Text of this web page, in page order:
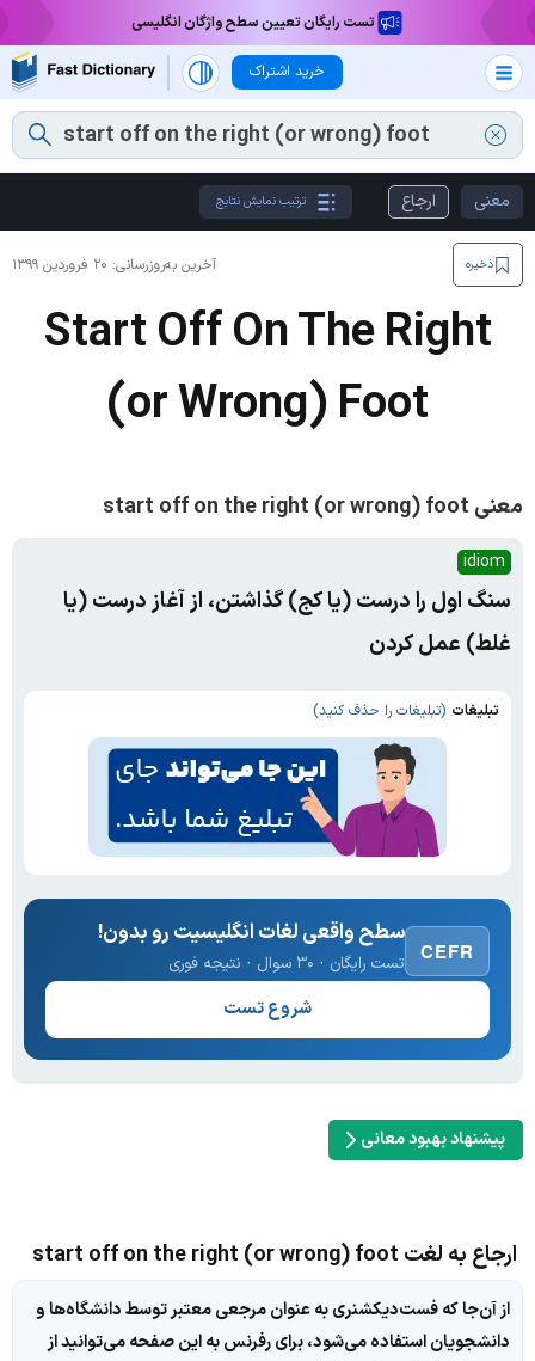
تست رایگان تعیین سطح واژگان انگلیسی
خرید اشتراک
معنی ارجاع ترتیب نمایش نتایج
آخرین به‌روزرسانی: ۲۰ فروردین ۱۳۹۹ ذخیره
Start Off On The Right
(or Wrong) Foot
معنی start off on the right (or wrong) foot
idiom
سنگ اول را درست (یا کج) گذاشتن، از آغاز درست (یا
غلط) عمل کردن
تبلیغات (تبلیغات را حذف کنید)
CEFR
سطح واقعی لغات انگلیسیت رو بدون!
تست رایگان · ۳۰ سوال · نتیجه فوری
شروع تست
پیشنهاد بهبود معانی
ارجاع به لغت start off on the right (or wrong) foot
از آن‌جا که فست‌دیکشنری به عنوان مرجعی معتبر توسط دانشگاه‌ها و
دانشجویان استفاده می‌شود، برای رفرنس به این صفحه می‌توانید از